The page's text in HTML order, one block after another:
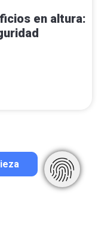
en altura: